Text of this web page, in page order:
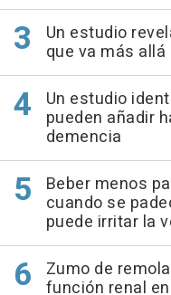
Un estudio
que va más
Un estudio
pueden añadir
demencia
Beber menos
cuando se
puede irritar la
Zumo de
función renal